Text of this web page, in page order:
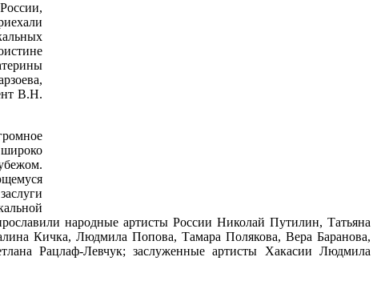
В.Н.
народные артисты России Николай Путилин, Татьяна
Кичка, Людмила Попова, Тамара Полякова, Вера Баранова,
Рацлаф-Левчук; заслуженные артисты Хакасии Людмила